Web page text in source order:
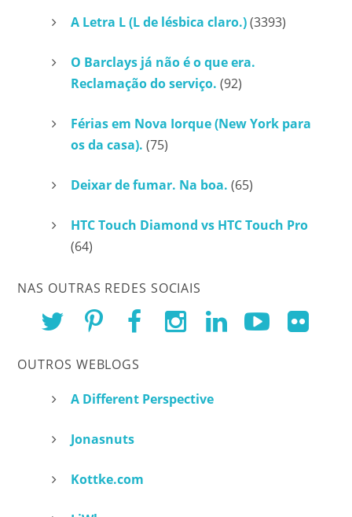
A Letra L (L de lésbica claro.)(3393)
O Barclays já não é o que era.
Reclamação do serviço. (92)
Férias em Nova Iorque (New York para
os da casa). (75)
Deixar de fumar. Na boa. (65)
HTC Touch Diamond vs HTC Touch Pro
(64)
NAS OUTRAS REDES SOCIAIS
OUTROS WEBLOGS
A Different Perspective
Jonasnuts
Kottke.com